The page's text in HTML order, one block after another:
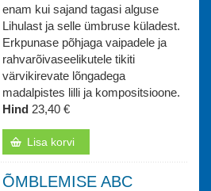
enam kui sajand tagasi alguse
Lihulast ja selle ümbruse küladest.
Erkpunase põhjaga vaipadele ja
rahvarõivaseelikutele tikiti
värvikirevate lõngadega
madalpistes lilli ja kompositsioone.
Hind 23,40 €
Lisa korvi
ÕMBLEMISE ABC